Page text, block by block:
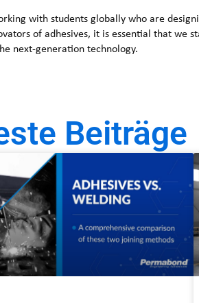
with students globally who are
of adhesives, it is essential that we
next-generation technology.
Beiträge